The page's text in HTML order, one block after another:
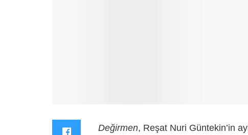
Değirmen, Reşat Nuri Güntekin’in